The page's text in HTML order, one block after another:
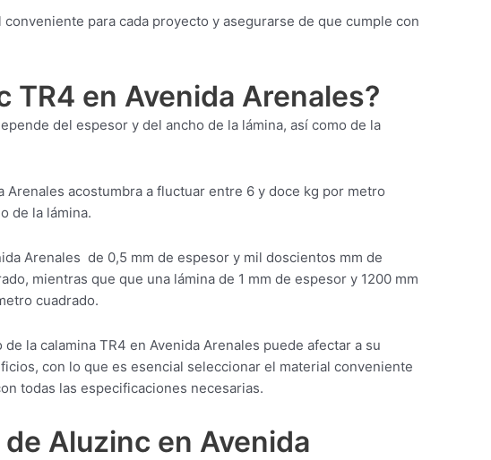
para cada proyecto y asegurarse de que cumple con
TR4 en Avenida Arenales?
del espesor y del ancho de la lámina, así como de la
Arenales acostumbra a fluctuar entre 6 y doce kg por metro
de la lámina.
Arenales de 0,5 mm de espesor y mil doscientos mm de
mientras que que una lámina de 1 mm de espesor y 1200 mm
cuadrado.
la calamina TR4 en Avenida Arenales puede afectar a su
con lo que es esencial seleccionar el material conveniente
todas las especificaciones necesarias.
Aluzinc en Avenida